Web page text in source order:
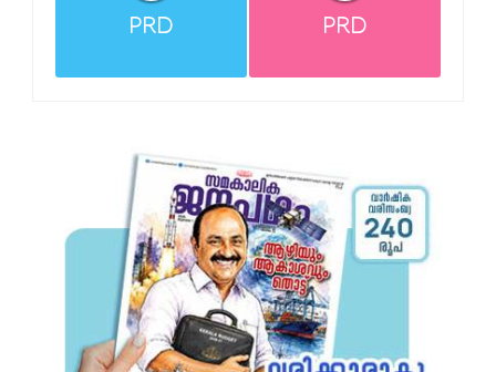
PRD PRD